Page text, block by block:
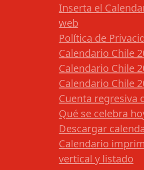
Inserta el
web
Política de
Calendario Chile
Calendario Chile
Calendario Chile
Cuenta regresiva
Qué se celebra
Descargar
Calendario
vertical y listado